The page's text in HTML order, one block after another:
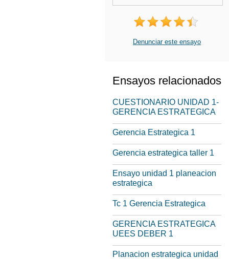
Denunciar este ensayo
Ensayos relacionados
CUESTIONARIO UNIDAD 1-
GERENCIA ESTRATEGICA
Gerencia Estrategica 1
Gerencia estrategica taller 1
Ensayo unidad 1 planeacion
estrategica
Tc 1 Gerencia Estrategica
GERENCIA ESTRATEGICA
UEES DEBER 1
Planacion estrategica unidad